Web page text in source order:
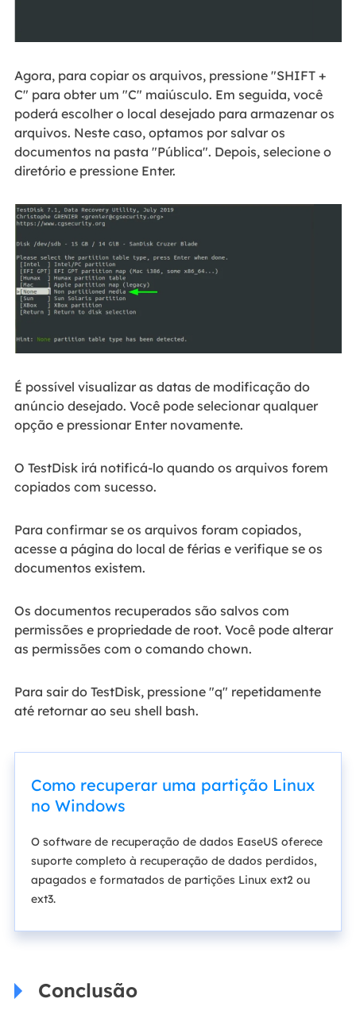
Agora, para copiar os arquivos, pressione "SHIFT +
C" para obter um "C" maiúsculo. Em seguida, você
poderá escolher o local desejado para armazenar os
arquivos. Neste caso, optamos por salvar os
documentos na pasta "Pública". Depois, selecione o
diretório e pressione Enter.
É possível visualizar as datas de modificação do
anúncio desejado. Você pode selecionar qualquer
opção e pressionar Enter novamente.
O TestDisk irá notificá-lo quando os arquivos forem
copiados com sucesso.
Para confirmar se os arquivos foram copiados,
acesse a página do local de férias e verifique se os
documentos existem.
Os documentos recuperados são salvos com
permissões e propriedade de root. Você pode alterar
as permissões com o comando chown.
Para sair do TestDisk, pressione "q" repetidamente
até retornar ao seu shell bash.
Como recuperar uma partição Linux
no Windows
O software de recuperação de dados EaseUS oferece
suporte completo à recuperação de dados perdidos,
apagados e formatados de partições Linux ext2 ou
ext3.
Conclusão